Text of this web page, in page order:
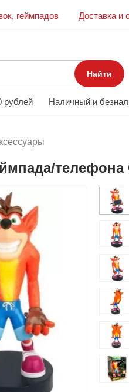
геймпадов Доставка и
Найти
рублей Наличный и